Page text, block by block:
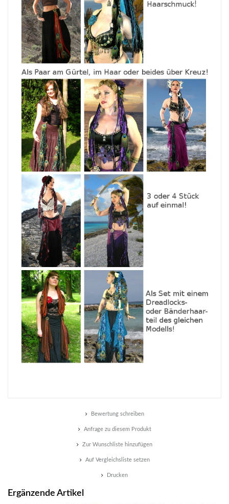
Bewertung schreiben
Anfrage zu diesem Produkt
Zur Wunschliste hinzufügen
Auf Vergleichsliste setzen
Drucken
Ergänzende Artikel